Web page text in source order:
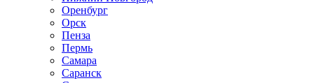
Оренбург
Орск
Пенза
Пермь
Самара
Саранск